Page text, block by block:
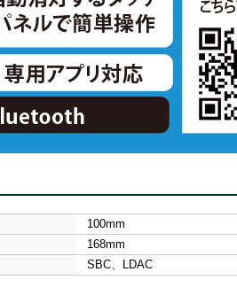
100mm
168mm
SBC、LDAC